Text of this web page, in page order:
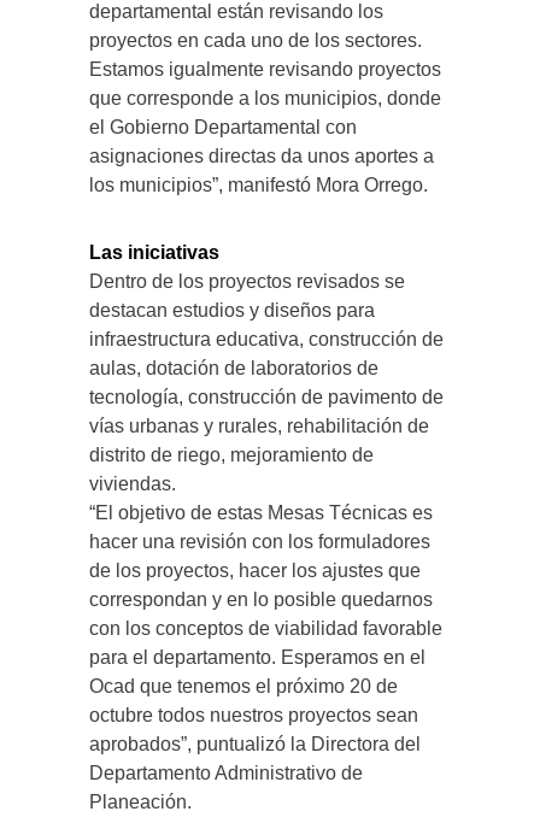
departamental están revisando los
proyectos en cada uno de los sectores.
Estamos igualmente revisando proyectos
que corresponde a los municipios, donde
el Gobierno Departamental con
asignaciones directas da unos aportes a
los municipios”, manifestó Mora Orrego.
Las iniciativas
Dentro de los proyectos revisados se
destacan estudios y diseños para
infraestructura educativa, construcción de
aulas, dotación de laboratorios de
tecnología, construcción de pavimento de
vías urbanas y rurales, rehabilitación de
distrito de riego, mejoramiento de
viviendas.
“El objetivo de estas Mesas Técnicas es
hacer una revisión con los formuladores
de los proyectos, hacer los ajustes que
correspondan y en lo posible quedarnos
con los conceptos de viabilidad favorable
para el departamento. Esperamos en el
Ocad que tenemos el próximo 20 de
octubre todos nuestros proyectos sean
aprobados”, puntualizó la Directora del
Departamento Administrativo de
Planeación.